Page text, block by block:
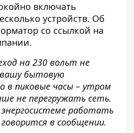
включать
устройств. Об
со ссылкой на
.
на 230 вольт не
бытовую
в пиковые часы – утром
не перегружать сеть.
работать
в сообщении.